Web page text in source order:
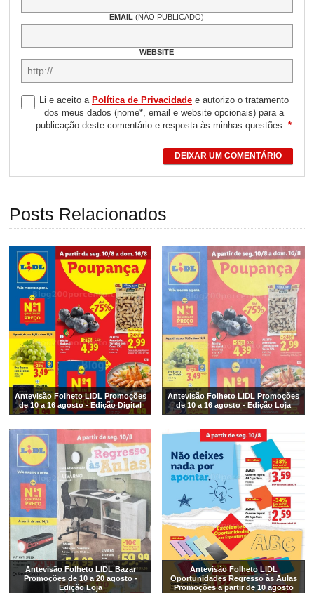
EMAIL(NÃO PUBLICADO)
WEBSITE
Li e aceito a Política de Privacidadee autorizo o tratamento
dos meus dados (nome*, email e website opcionais) para a
publicação deste comentário e resposta às minhas questões.*
DEIXAR UM COMENTÁRIO
Posts Relacionados
Antevisão Folheto LIDL Promoções
de 10 a 16 agosto - Edição Digital
Antevisão Folheto LIDL Promoções
de 10 a 16 agosto - Edição Loja
Antevisão Folheto LIDL Bazar
Promoções de 10 a 20 agosto -
Edição Loja
Antevisão Folheto LIDL
Oportunidades Regresso às Aulas
Promoções a partir de 10 agosto